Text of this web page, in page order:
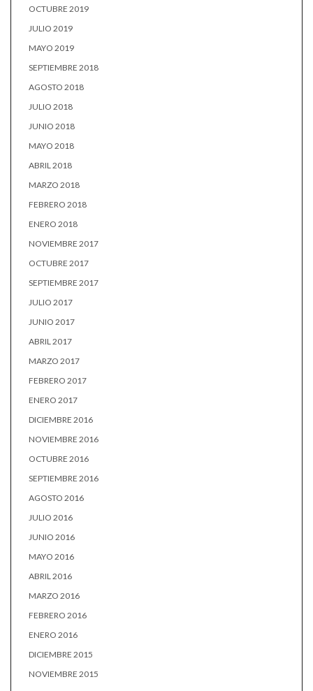
OCTUBRE 2019
JULIO 2019
MAYO 2019
SEPTIEMBRE 2018
AGOSTO 2018
JULIO 2018
JUNIO 2018
MAYO 2018
ABRIL 2018
MARZO 2018
FEBRERO 2018
ENERO 2018
NOVIEMBRE 2017
OCTUBRE 2017
SEPTIEMBRE 2017
JULIO 2017
JUNIO 2017
ABRIL 2017
MARZO 2017
FEBRERO 2017
ENERO 2017
DICIEMBRE 2016
NOVIEMBRE 2016
OCTUBRE 2016
SEPTIEMBRE 2016
AGOSTO 2016
JULIO 2016
JUNIO 2016
MAYO 2016
ABRIL 2016
MARZO 2016
FEBRERO 2016
ENERO 2016
DICIEMBRE 2015
NOVIEMBRE 2015